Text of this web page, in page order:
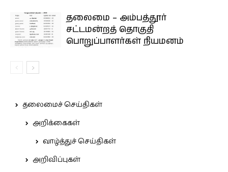
தலைமை – அம்பத்தூர்
சட்டமன்றத் தொகுதி
பொறுப்பாளர்கள் நியமனம்
தலைமைச் செய்திகள்
அறிக்கைகள்
வாழ்த்துச் செய்திகள்
அறிவிப்புகள்